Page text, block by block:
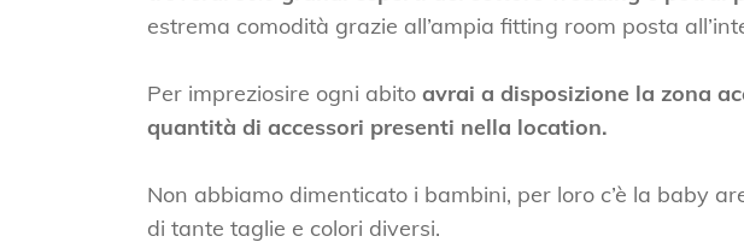
estrema comodità grazie all’ampia fitting room posta
Per impreziosire ogni abito avrai a disposizione la zona
quantità di accessori presenti nella location.
Non abbiamo dimenticato i bambini, per loro c’è la baby
di tante taglie e colori diversi.